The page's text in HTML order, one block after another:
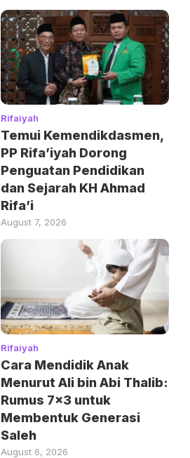
Rifaiyah
Temui Kemendikdasmen,
PP Rifa’iyah Dorong
Penguatan Pendidikan
dan Sejarah KH Ahmad
Rifa’i
August 7, 2026
Rifaiyah
Cara Mendidik Anak
Menurut Ali bin Abi Thalib:
Rumus 7×3 untuk
Membentuk Generasi
Saleh
August 6, 2026